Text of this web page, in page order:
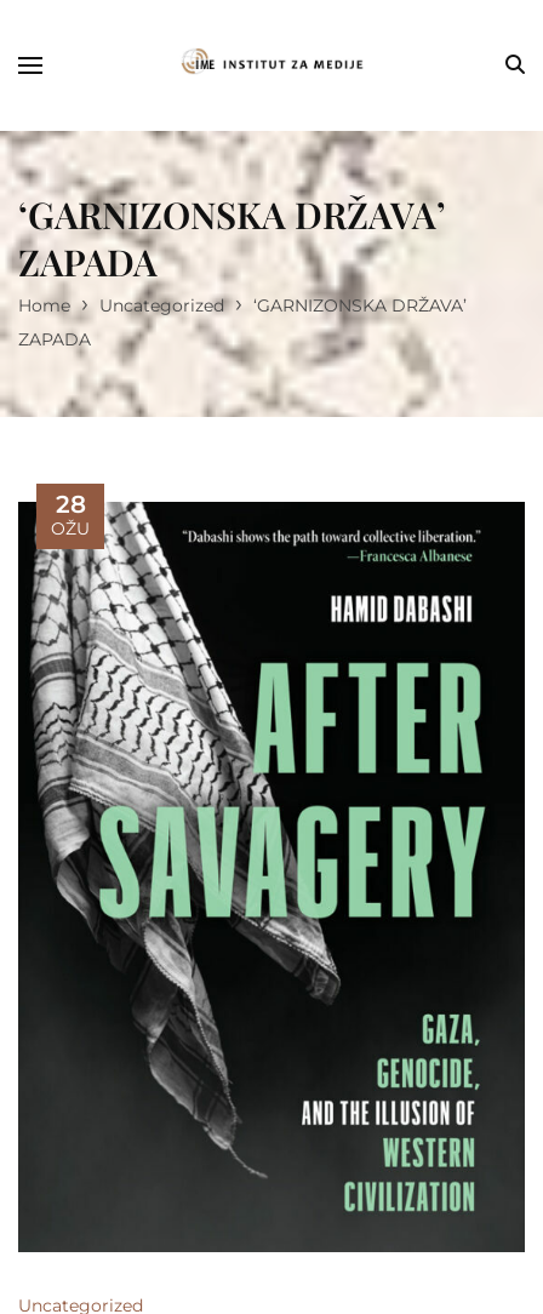
‘GARNIZONSKA DRŽAVA’
ZAPADA
Home › Uncategorized › ‘GARNIZONSKA DRŽAVA’
ZAPADA
28
OŽU
Uncategorized